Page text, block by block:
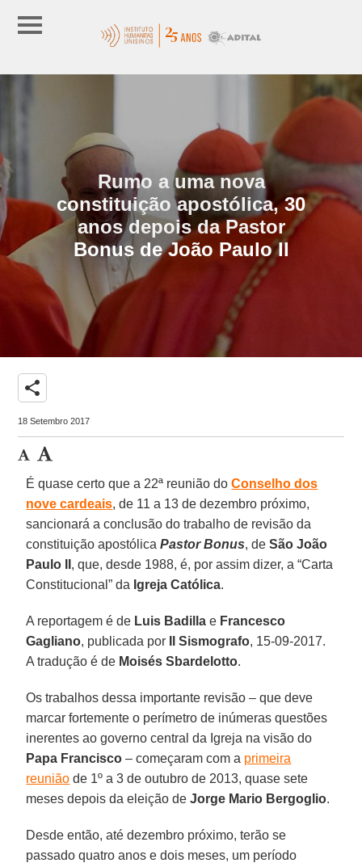
Rumo a uma nova
constituição apostólica, 30
anos depois da Pastor
Bonus de João Paulo II
share
18 Setembro 2017
É quase certo que a 22ª reunião doConselho dos
nove cardeais, de 11 a 13 de dezembro próximo,
sancionará a conclusão do trabalho de revisão da
constituição apostólicaPastor Bonus, deSão João
Paulo II , que, desde 1988, é, por assim dizer, a “Carta
Constitucional” da Igreja Católica.
A reportagem é de Luis Badilla e Francesco
Gagliano, publicada por Il Sismografo, 15-09-2017.
A tradução é de Moisés Sbardelotto.
Os trabalhos dessa importante revisão – que deve
marcar fortemente o perímetro de inúmeras questões
inerentes ao governo central da Igreja na visão do
Papa Francisco – começaram com a primeira
reunião de 1º a 3 de outubro de 2013, quase sete
meses depois da eleição deJorge Mario Bergoglio.
Desde então, até dezembro próximo, terão se
passado quatro anos e dois meses, um período